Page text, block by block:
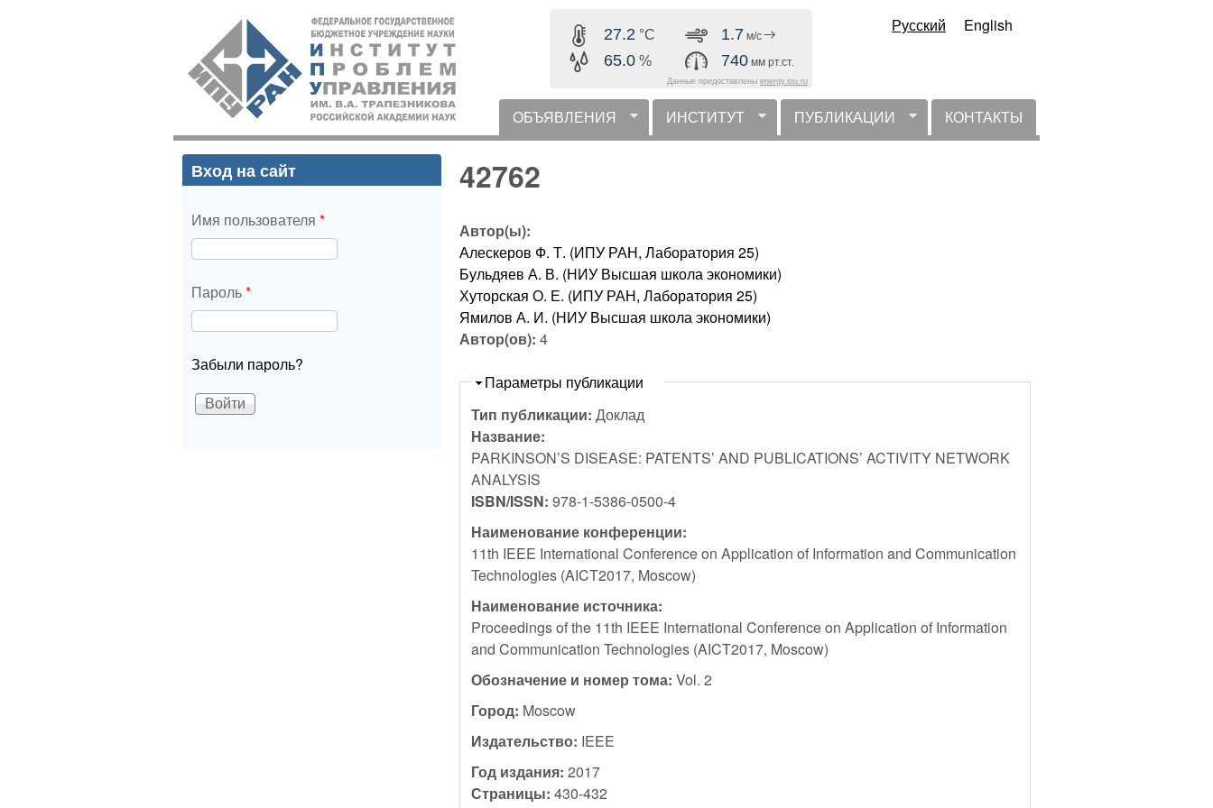
содержанию
ИПУ
РАН
27.2 °C
65.0 %
1.7 м/с
740 мм рт.ст.
Данные предоставлены energy.ipu.ru
Русский English
горизонтальное меню
ОБЪЯВЛЕНИЯ ИНСТИТУТ ПУБЛИКАЦИИ КОНТАКТЫ
42762
Автор(ы):
Алескеров Ф. Т. (ИПУ РАН, Лаборатория 25)
Бульдяев А. В. (НИУ Высшая школа экономики)
Хуторская О. Е. (ИПУ РАН, Лаборатория 25)
Ямилов А. И. (НИУ Высшая школа экономики)
Автор(ов):4
Скрыть
Параметры публикации
Тип публикации:Доклад
Название:
PARKINSON’S DISEASE: PATENTS’ AND PUBLICATIONS’ ACTIVITY NETWORK
ANALYSIS
ISBN/ISSN:978-1-5386-0500-4
Наименование конференции:
11th IEEE International Conference on Application of Information and Communication
Technologies (AICT2017, Moscow)
Наименование источника:
Proceedings of the 11th IEEE International Conference on Application of Information
and Communication Technologies (AICT2017, Moscow)
Обозначение и номер тома:Vol. 2
Город: Moscow
Издательство: IEEE
Год издания:2017
Страницы:430-432
Вход на сайт
Имя пользователя *
Пароль*
Забыли пароль?